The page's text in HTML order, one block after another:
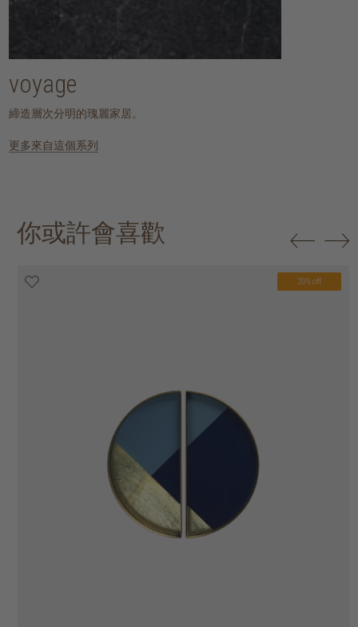
voyage
締造層次分明的瑰麗家居。
更多來自這個系列
你或許會喜歡
20% off
20% off
20% off
20% off
20% off
20% off
20% off
20% off
20% off
20% off